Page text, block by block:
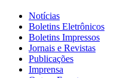
Notícias
Boletins Eletrônicos
Boletins Impressos
Jornais e Revistas
Publicações
Imprensa